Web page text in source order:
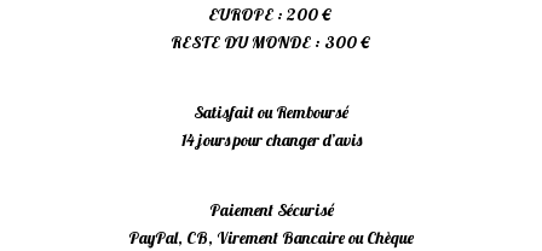
EUROPE : 200 €
RESTE DU MONDE : 300 €
Satisfait ou Remboursé
14 jours pour changer d’avis
Paiement Sécurisé
PayPal, CB, Virement Bancaire ou Chèque